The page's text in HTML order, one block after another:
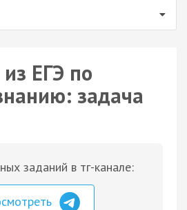
ЕГЭ по
задача
заданий в тг-канале: